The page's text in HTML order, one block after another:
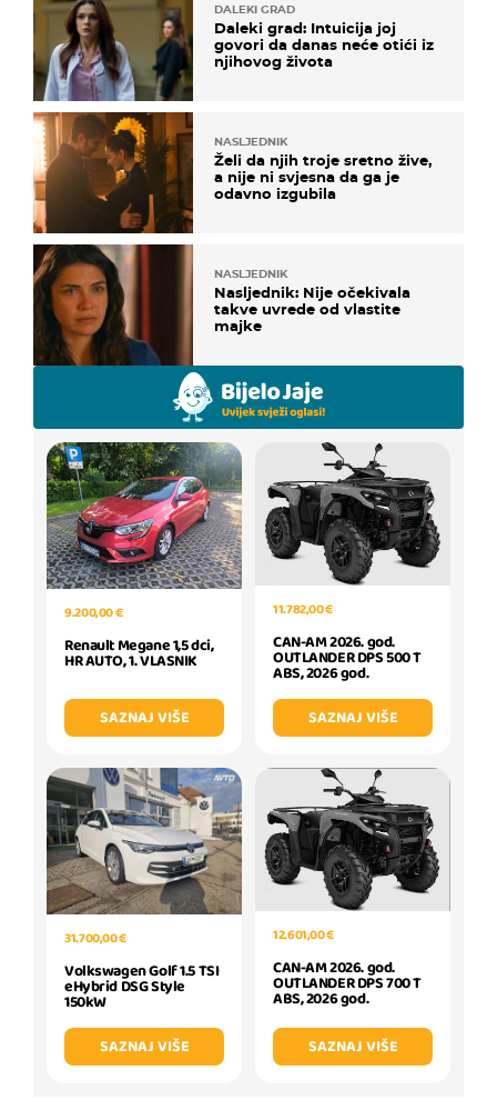
DALEKI GRAD
Daleki grad: Intuicija joj
govori da danas neće otići iz
njihovog života
NASLJEDNIK
Želi da njih troje sretno žive,
a nije ni svjesna da ga je
odavno izgubila
NASLJEDNIK
Nasljednik: Nije očekivala
takve uvrede od vlastite
majke
9.200,00 €
Renault Megane 1,5 dci,
HR AUTO, 1. VLASNIK
SAZNAJ VIŠE
11.782,00 €
CAN-AM 2026. god.
OUTLANDER DPS 500 T
ABS, 2026 god.
SAZNAJ VIŠE
31.700,00 €
Volkswagen Golf 1.5 TSI
eHybrid DSG Style
150kW
SAZNAJ VIŠE
12.601,00 €
CAN-AM 2026. god.
OUTLANDER DPS 700 T
ABS, 2026 god.
SAZNAJ VIŠE